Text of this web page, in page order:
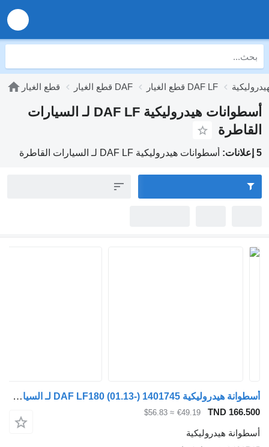
قطع الغيار قطع الغيار DAF قطع الغيار DAF LF
أسطوانات هيدروليكية DAF LF لـ السيارات
أسطوانات هيدروليكية DAF LF لـ السيارات القاطرة
أسطوانة هيدروليكية DAF LF180 (01.13-) 1401745 لـ السيارات القاطرة DAF LF45, LF55, LF180, CF65, CF75, CF85 (2001-)
TND
€49.19
≈ $56.83
هيدروليكية